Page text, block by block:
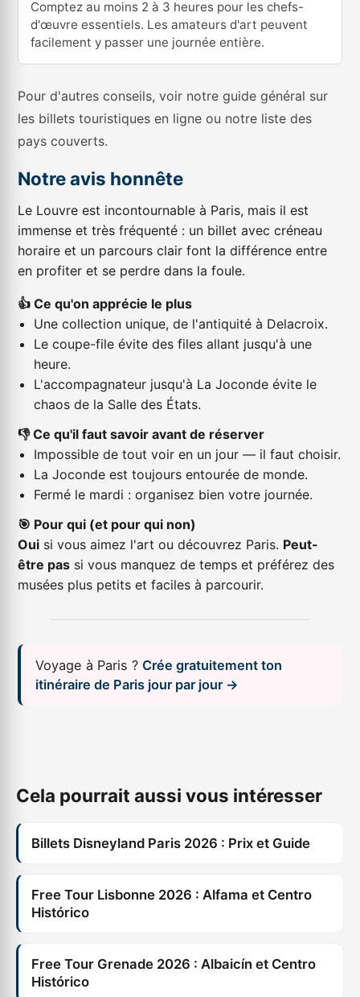
Comptez au moins 2 à 3 heures pour les chefs-
d'œuvre essentiels. Les amateurs d'art peuvent
facilement y passer une journée entière.
Pour d'autres conseils, voir notre guide général sur
les billets touristiques en ligne ou notre liste des
pays couverts.
Notre avis honnête
Le Louvre est incontournable à Paris, mais il est
immense et très fréquenté : un billet avec créneau
horaire et un parcours clair font la différence entre
en profiter et se perdre dans la foule.
👍 Ce qu'on apprécie le plus
Une collection unique, de l'antiquité à Delacroix.
Le coupe-file évite des files allant jusqu'à une
heure.
L'accompagnateur jusqu'à La Joconde évite le
chaos de la Salle des États.
👎 Ce qu'il faut savoir avant de réserver
Impossible de tout voir en un jour — il faut choisir.
La Joconde est toujours entourée de monde.
Fermé le mardi : organisez bien votre journée.
🎯 Pour qui (et pour qui non)
Oui si vous aimez l'art ou découvrez Paris. Peut-
être pas si vous manquez de temps et préférez des
musées plus petits et faciles à parcourir.
Voyage à Paris ? Crée gratuitement ton
itinéraire de Paris jour par jour →
Cela pourrait aussi vous intéresser
Billets Disneyland Paris 2026 : Prix et Guide
Free Tour Lisbonne 2026 : Alfama et Centro
Histórico
Free Tour Grenade 2026 : Albaicín et Centro
Histórico